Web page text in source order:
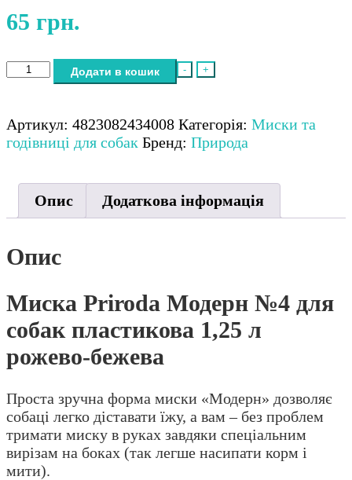
65 грн.
-
Миска
№4
для
бежева
кількість
+
Додати в кошик
Артикул: 4823082434008 Категорія: Миски та
годівниці для собак Бренд: Природа
Опис Додаткова інформація
Опис
Миска Priroda Модерн №4 для
собак пластикова 1,25 л
рожево-бежева
Проста зручна форма миски «Модерн» дозволяє
собаці легко діставати їжу, а вам – без проблем
тримати миску в руках завдяки спеціальним
вирізам на боках (так легше насипати корм і
мити).